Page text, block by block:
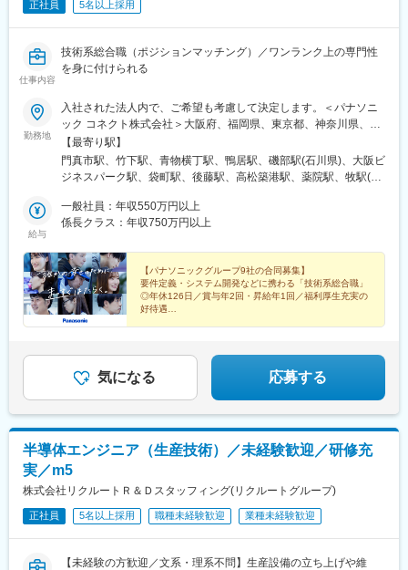
正社員 5名以上採用
仕事内容
技術系総合職（ポジションマッチング）／ワンランク上の専門性
を身に付けられる
勤務地
入社された法人内で、ご希望も考慮して決定します。＜パナソニ
ック コネクト株式会社＞大阪府、福岡県、東京都、神奈川県、兵
庫県＜パナソニック エレクトリックワークス株式会社＞石川県、
大阪府、広島県、鳥取県、香川県、福岡県、大分県、北海道、岩
手県、宮城県、茨城県、長野県、東京都、埼玉県、山梨県、静岡
県、群馬県＜パナソニック エナジー株式会社＞大阪府、兵庫県、
徳島県＜パナソニック インダストリー株式会社＞大阪府、兵庫
県、神奈川県＜パナソニック株式会社＞東京都、京都府、滋賀県
＜パナソニック オペレーショナルエクセレンス株式会社＞大阪
府、愛知県、埼玉県＜パナソニック ホールディングス株式会社＞
大阪府、東京都＜パナソニック ハウジングソリューションズ株式
会社＞大阪府
【最寄り駅】
門真市駅、竹下駅、青物横丁駅、鴨居駅、磯部駅(石川県)、大阪ビ
ジネスパーク駅、袋町駅、後藤駅、高松築港駅、薬院駅、牧駅(大
与野駅、国母駅、東静岡駅、名鉄名古屋駅、西三荘駅、南草津
駅、西小泉駅、二色浜駅、清水駅(大阪府)、加太駅(和歌山県)、撫
駅、木幡駅(京都府・京阪線)、新玉名駅、国府駅(兵庫県)、大町駅
(佐賀県)、郡山駅(福島県)、南四日市駅、五反田駅、四条駅(京都市
営)、小牧駅、獨協大学前駅、古川橋駅、鮫洲駅、大阪城北詰駅、
中電前駅、高松駅(香川県)、薬院大通駅、北１２条駅、勾当台公園
駅、汐留駅、北与野駅、長沼駅(静岡県)、ささしまライブ駅、虎ノ
駅、品川シーサイド駅、京橋駅(大阪府)、本通駅、片原町駅(香川
県)、渡辺通駅、北１３条東駅、青葉通一番町駅、築地市場駅、さ
いたま新都心駅、柚木駅(静岡鉄道線)、神谷町駅、六地蔵駅(京阪
給与
一般社員：年収550万円以上
係長クラス：年収750万円以上
【パナソニックグループ9社の合同募集】
要件定義・システム開発などに携わる「技術系総合職」
◎年休126日／賞与年2回・昇給年1回／福利厚生充実の
好待遇
気になる 応募する
半導体エンジニア（生産技術）／未経験歓迎／研修充
実／m5
株式会社リクルートＲ＆Ｄスタッフィング(リクルートグループ)
正社員 5名以上採用 職種未経験歓迎 業種未経験歓迎
【未経験の方歓迎／文系・理系不問】生産設備の立ち上げや維